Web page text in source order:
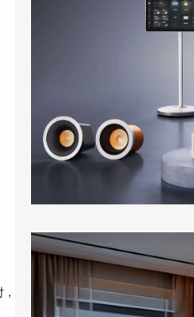
进入酒店客房，客人
出差住酒店，晚上回